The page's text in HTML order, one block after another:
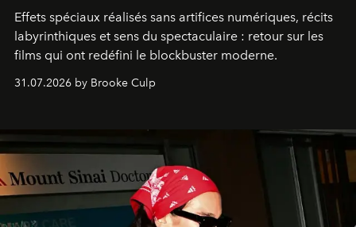
Effets spéciaux réalisés sans artifices numériques, récits
labyrinthiques et sens du spectaculaire : retour sur les
films qui ont redéfini le blockbuster moderne.
31.07.2026 by Brooke Culp